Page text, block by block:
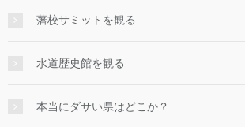
藩校サミットを観る
水道歴史館を観る
本当にダサい県はどこか？